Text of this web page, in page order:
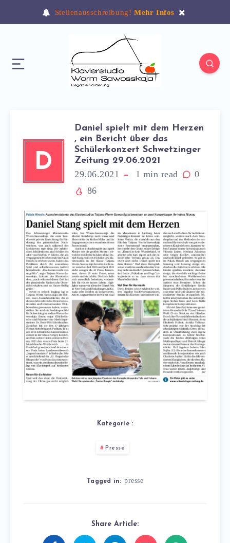
Stellenausschreibung!Mehr Infos
D
Daniel spielt mit dem Herzen
, ein Bericht über das
Schülerkonzert Schwetzinger
Zeitung 29.06.2021
29.06.2021 1 min read
0
86
Kategorie :
Presse
Tagged in: presse
Share Article: